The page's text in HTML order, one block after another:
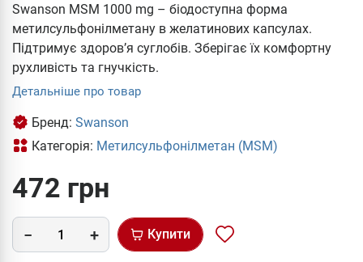
Swanson MSM 1000 mg – біодоступна форма
метилсульфонілметану в желатинових капсулах.
Підтримує здоров’я суглобів. Зберігає їх комфортну
рухливість та гнучкість.
Детальніше про товар
Бренд: Swanson
Категорія: Метилсульфонілметан (MSM)
472 грн
Купити